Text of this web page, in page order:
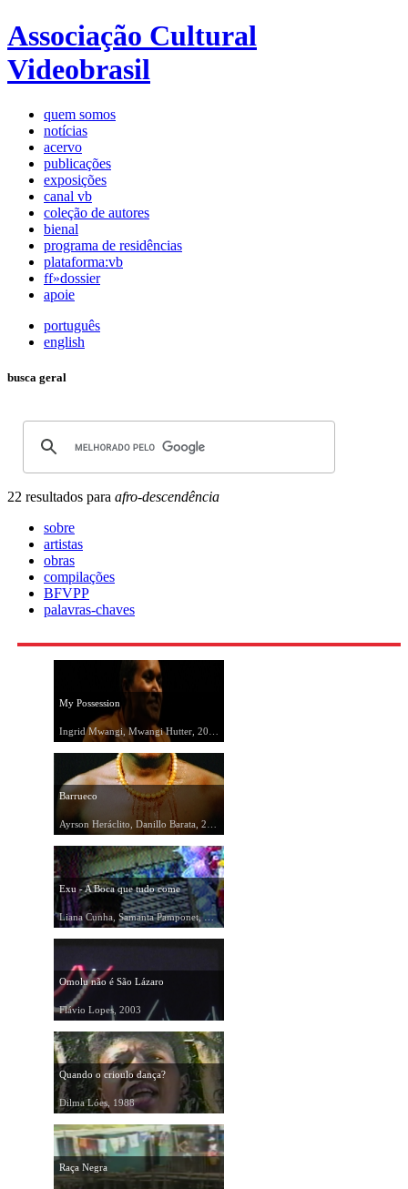
Associação Cultural
Videobrasil
quem somos
notícias
acervo
publicações
exposições
canal vb
coleção de autores
bienal
programa de residências
plataforma:vb
ff»dossier
apoie
português
english
busca geral
22 resultados para afro-descendência
sobre
artistas
obras
compilações
BFVPP
palavras-chaves
My Possession
Barrueco
Exu - A Boca que tudo come
Liana Cunha, Samanta Pamponet, 2003
Omolu não é São Lázaro
Flávio Lopes, 2003
Quando o crioulo dança?
Dilma Lóes, 1988
Raça Negra